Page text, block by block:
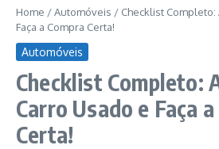
Home /Automóveis / Checklist
Faça a Compra Certa!
Automóveis
Checklist Completo:
Carro Usado e Faça
Certa!